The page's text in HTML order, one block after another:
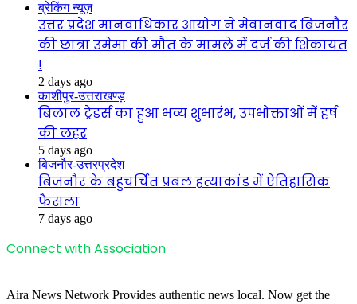
ब्रेकिंग न्यूज़
उत्तर प्रदेश मानवाधिकार आयोग ने मेवानवाद बिजनौर
की छात्रा उमेमा की मौत के मामले में दर्ज की शिकायत
!
2 days ago
काशीपुर-उत्तराखण्ड़
बिलाल ट्रेडर्स का हुआ भव्य शुभारंभ, उपभोक्ताओं में हर्ष
की लहर
5 days ago
बिजनौर-उत्तरप्रदेश
बिजनौर के बहुचर्चित प्रबल हत्याकांड में ऐतिहासिक
फैसला
7 days ago
Connect with Association
Aira News Network Provides authentic news local. Now get the